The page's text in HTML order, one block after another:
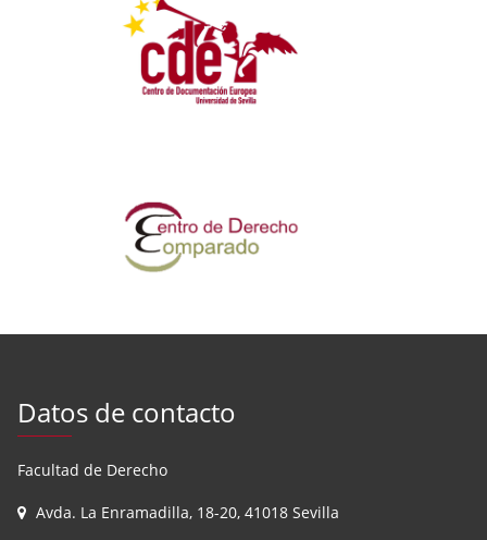
Datos de contacto
Facultad de Derecho
Avda. La Enramadilla, 18-20, 41018 Sevilla